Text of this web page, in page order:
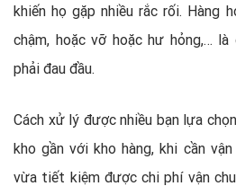
khiến họ gặp nhiều rắc rối. Hàng
chậm, hoặc vỡ hoặc hư hỏng,… là
phải đau đầu.
Cách xử lý được nhiều bạn lựa
kho gần với kho hàng, khi cần
vừa tiết kiệm được chi phí vận